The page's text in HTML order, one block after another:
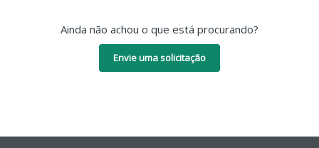
Ainda não achou o que está procurando?
Envie uma solicitação